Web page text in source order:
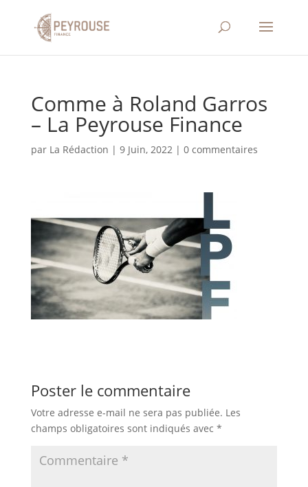
Comme à Roland Garros
– La Peyrouse Finance
par La Rédaction | 9 Juin, 2022| 0 commentaires
Poster le commentaire
Votre adresse e-mail ne sera pas publiée. Les
champs obligatoires sont indiqués avec *